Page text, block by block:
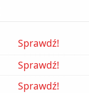
Sprawdź!
Sprawdź!
Sprawdź!